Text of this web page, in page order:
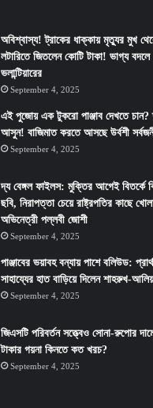
অবিশ্বাস্য! ট্রাকের ধাক্কায় মৃত্যুর মুখ
লটারিতে জিতলেন কোটি টাকা! ভাগ্য
ভলান্টিয়ারের
September 4, 2025
এই পুজোয় এক টুকরো পাঞ্জাব দেখতে চান?
আসুন! বাজিমাত করতে আসছে উর্বশী
September 4, 2025
দ্য বেঙ্গল ফাইলস: মুক্তির আগেই বিতর্কে
ছবি, নিরাপত্তা চেয়ে রাষ্ট্রপতির কাছে
অভিনেত্রী পল্লবী জোশী
September 4, 2025
পাঞ্জাবের ভয়াবহ বন্যায় পাশে বলিউড:
সাহায্যের হাত বাড়িয়ে দিলেন শাহরুখ-
September 4, 2025
জিএসটি পরিবর্তন সত্ত্বেও সোনা-রুপোর
টাকার গয়না কিনতে কত খরচ?
September 4, 2025